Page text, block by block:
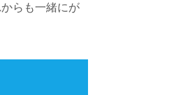
らも一緒にが